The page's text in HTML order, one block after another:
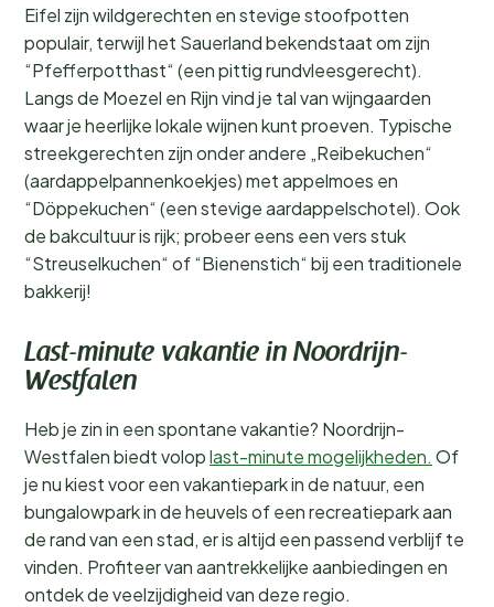
Eifel zijn wildgerechten en stevige stoofpotten
populair, terwijl het Sauerland bekendstaat om zijn
“Pfefferpotthast“ (een pittig rundvleesgerecht).
Langs de Moezel en Rijn vind je tal van wijngaarden
waar je heerlijke lokale wijnen kunt proeven. Typische
streekgerechten zijn onder andere „Reibekuchen“
(aardappelpannenkoekjes) met appelmoes en
“Döppekuchen“ (een stevige aardappelschotel). Ook
de bakcultuur is rijk; probeer eens een vers stuk
“Streuselkuchen“ of “Bienenstich“ bij een traditionele
bakkerij!
Last-minute vakantie in Noordrijn-
Westfalen
Heb je zin in een spontane vakantie? Noordrijn-
Westfalen biedt voloplast-minute mogelijkheden. Of
je nu kiest voor een vakantiepark in de natuur, een
bungalowpark in de heuvels of een recreatiepark aan
de rand van een stad, er is altijd een passend verblijf te
vinden. Profiteer van aantrekkelijke aanbiedingen en
ontdek de veelzijdigheid van deze regio.